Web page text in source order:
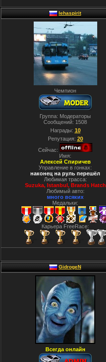
lehaspirit
Чемпион
Группа: Модераторы
Сообщений: 1508
Награды: 10
Репутация: 20
Сейчас:
Имя:
Алексей Спиричев
Управление в гонках:
наконец на руль перешёл
Любимая трасса:
Suzuka, Istanbul, Вrands Hatch
Любимый авто:
много всяких
Медальки:
Карьера FreeRace:
GidrogeN
Всегда онлайн